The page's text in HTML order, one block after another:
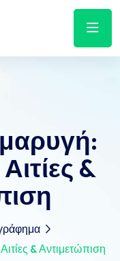
&
& Αντιμετώπιση